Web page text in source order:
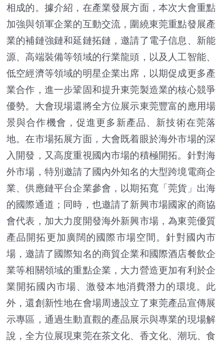
相成的。據介紹，在產業發展方面，本次大會重點
加強與領軍企業的互動交流，圍繞東莞重點發展產
業的補鏈強鏈和延鏈拓鏈，邀請了電子信息、新能
源、高端裝備等領域的行業龍頭，以及人工智能、
低空經濟等領域的明星企業出席，以期促成更多產
業合作，進一步鞏固和提升東莞製造業的核心競爭
優勢。大會現場還將全方位展示東莞豐富的應用場
景與合作機會，促進更多新產品、新技術在莞落
地。在市場拓展方面，大會既着眼於海外市場的深
入開發，又高度重視國內市場的積極開拓。針對海
外市場，特別邀請了國內外知名的大型跨境電商企
業、供應鏈平台企業參會，以期拓寬「莞貨」出海
的國際通道；同時，也邀請了新興市場國家的商協
會代表，加大力度開發海外新興市場，為東莞優質
產品開拓更加廣闊的國際市場空間。針對國內市
場，邀請了國際知名的商貿企業和國際酒店餐飲企
業等相關領域的重點企業，大力營造更加有利於企
業開拓國內市場、激發本地消費潛力的環境。此
外，還創新性地在會場周邊設立了東莞產品宣傳展
示專區，通過生動直觀的產品展示與專業的現場解
說，全方位展現東莞在茶文化、香文化、潮玩、食